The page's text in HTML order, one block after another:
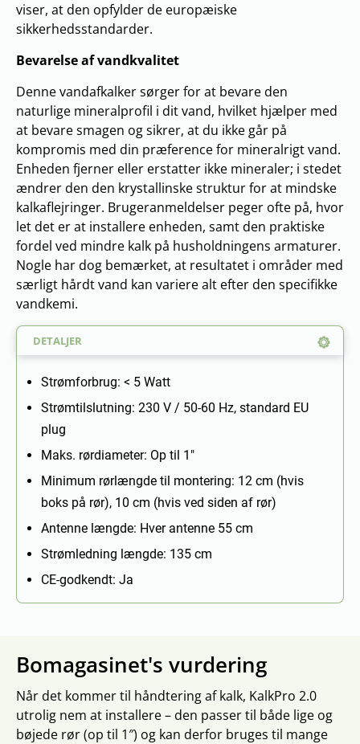
DETALJER
Strømforbrug: < 5 Watt
Strømtilslutning: 230 V / 50-60 Hz, standard EU
plug
Maks. rørdiameter: Op til 1"
Minimum rørlængde til montering: 12 cm (hvis
boks på rør), 10 cm (hvis ved siden af rør)
Antenne længde: Hver antenne 55 cm
Strømledning længde: 135 cm
CE-godkendt: Ja
viser, at den opfylder de europæiske
sikkerhedsstandarder.
Bevarelse af vandkvalitet
Denne vandafkalker sørger for at bevare den
naturlige mineralprofil i dit vand, hvilket hjælper med
at bevare smagen og sikrer, at du ikke går på
kompromis med din præference for mineralrigt vand.
Enheden fjerner eller erstatter ikke mineraler; i stedet
ændrer den den krystallinske struktur for at mindske
kalkaflejringer. Brugeranmeldelser peger ofte på, hvor
let det er at installere enheden, samt den praktiske
fordel ved mindre kalk på husholdningens armaturer.
Nogle har dog bemærket, at resultatet i områder med
særligt hårdt vand kan variere alt efter den specifikke
vandkemi.
Bomagasinet's vurdering
Når det kommer til håndtering af kalk, KalkPro 2.0
utrolig nem at installere – den passer til både lige og
bøjede rør (op til 1″) og kan derfor bruges til mange